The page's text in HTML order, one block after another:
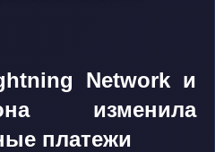
Network и
изменила
платежи